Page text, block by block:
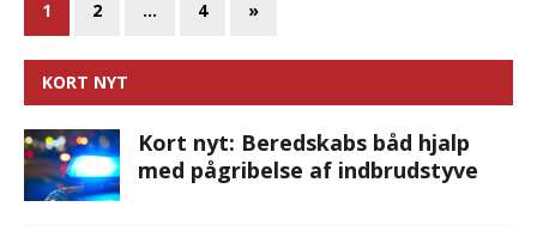
1 2 … 4 »
KORT NYT
Kort nyt: Beredskabs båd hjalp
med pågribelse af indbrudstyve